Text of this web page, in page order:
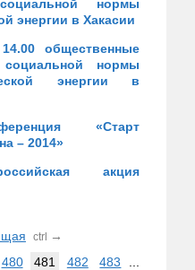
нормы
энергии в Хакасии
общественные
нормы
энергии в
«Старт
– 2014»
акция
ctrl →
480 481 482 483